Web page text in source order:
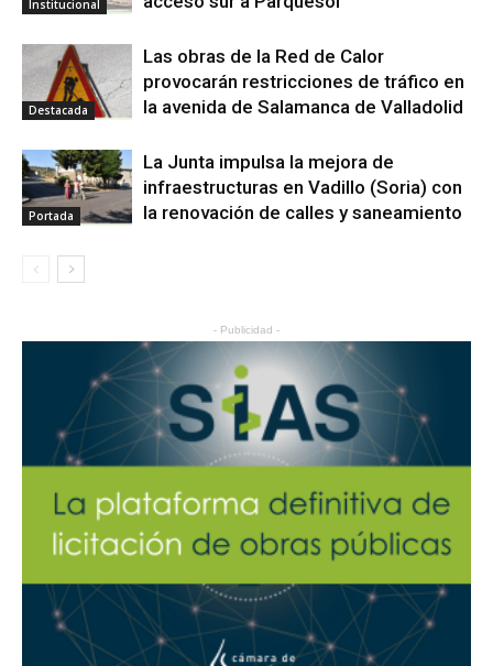
Institucional
Destacada
Las obras de la Red de Calor
provocarán restricciones de tráfico en
la avenida de Salamanca de Valladolid
Portada
La Junta impulsa la mejora de
infraestructuras en Vadillo (Soria) con
la renovación de calles y saneamiento
- Publicidad -